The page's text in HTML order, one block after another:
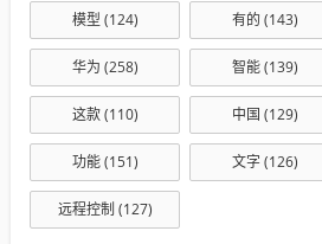
模型 (124) 有的 (143)
华为 (258) 智能(139)
这款(110) 中国 (129)
功能(151) 文字(126)
远程控制 (127)